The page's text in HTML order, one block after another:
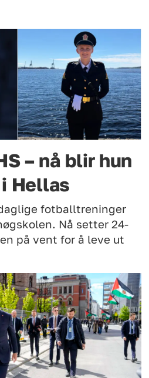
– nå blir hun
Hellas
fotballtreninger
Nå setter 24-
på vent for å leve ut